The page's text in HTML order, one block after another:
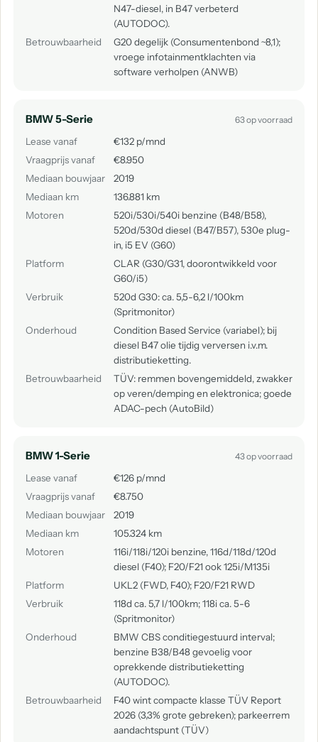
N47-diesel, in B47 verbeterd
(AUTODOC).
Betrouwbaarheid
G20 degelijk (Consumentenbond ~8,1);
vroege infotainmentklachten via
software verholpen (ANWB)
BMW 5-Serie 63 op voorraad
Lease vanaf
€132 p/mnd
Vraagprijs vanaf
€8.950
Mediaan bouwjaar
2019
Mediaan km
136.881 km
Motoren
520i/530i/540i benzine (B48/B58),
520d/530d diesel (B47/B57), 530e plug-
in, i5 EV (G60)
Platform
CLAR (G30/G31, doorontwikkeld voor
G60/i5)
Verbruik
520d G30: ca. 5,5-6,2 l/100km
(Spritmonitor)
Onderhoud
Condition Based Service (variabel); bij
diesel B47 olie tijdig verversen i.v.m.
distributieketting.
Betrouwbaarheid
TÜV: remmen bovengemiddeld, zwakker
op veren/demping en elektronica; goede
ADAC-pech (AutoBild)
BMW 1-Serie 43 op voorraad
Lease vanaf
€126 p/mnd
Vraagprijs vanaf
€8.750
Mediaan bouwjaar
2019
Mediaan km
105.324 km
Motoren
116i/118i/120i benzine, 116d/118d/120d
diesel (F40); F20/F21 ook 125i/M135i
Platform
UKL2 (FWD, F40); F20/F21 RWD
Verbruik
118d ca. 5,7 l/100km; 118i ca. 5-6
(Spritmonitor)
Onderhoud
BMW CBS conditiegestuurd interval;
benzine B38/B48 gevoelig voor
oprekkende distributieketting
(AUTODOC).
Betrouwbaarheid
F40 wint compacte klasse TÜV Report
2026 (3,3% grote gebreken); parkeerrem
aandachtspunt (TÜV)